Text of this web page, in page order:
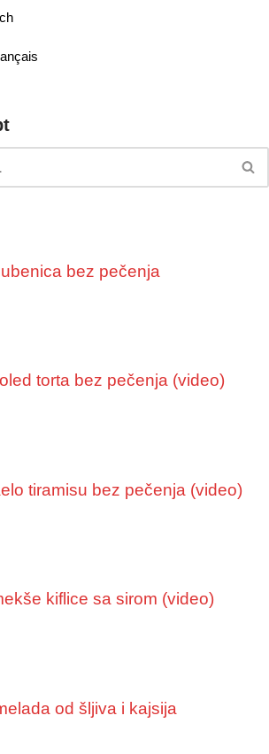
bez pečenja
torta bez pečenja (video)
tiramisu bez pečenja (video)
kiflice sa sirom (video)
od šljiva i kajsija